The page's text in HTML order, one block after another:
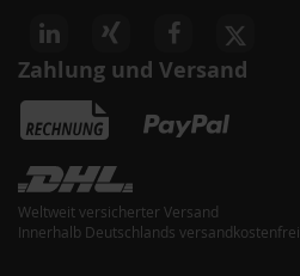
Zahlung und Versand
Weltweit versicherter Versand
Innerhalb Deutschlands versandkostenfrei